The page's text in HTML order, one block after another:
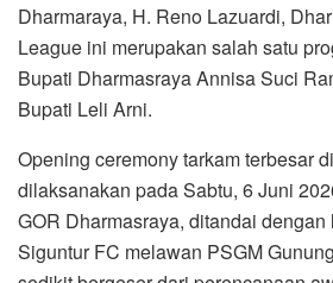
Dharmaraya, H. Reno Lazuardi,
League ini merupakan salah satu
Bupati Dharmasraya Annisa Suci
Bupati Leli Arni.
Opening ceremony tarkam terbesar
dilaksanakan pada Sabtu, 6 Juni
GOR Dharmasraya, ditandai
Siguntur FC melawan PSGM